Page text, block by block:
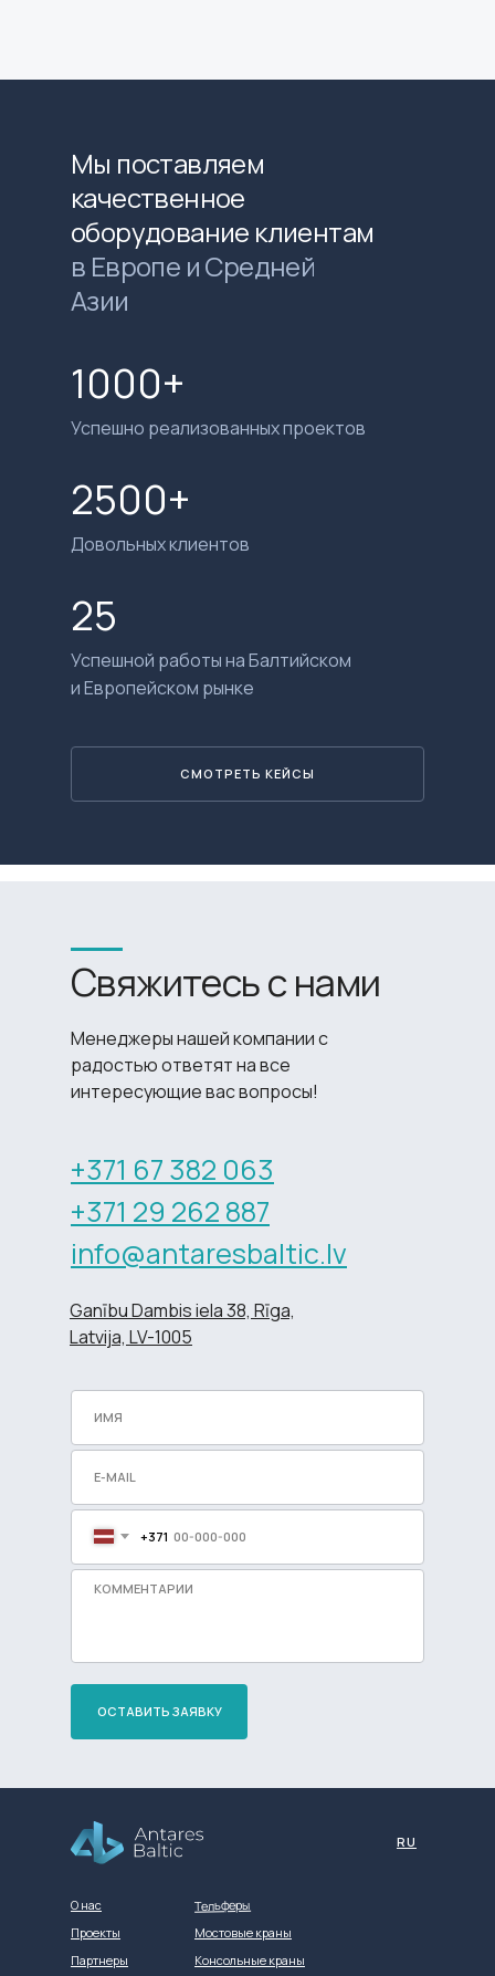
Мы поставляем
качественное
оборудование клиентам
в Европе и Средней
Азии
1000+
Успешно реализованных проектов
СМОТРЕТЬ КЕЙСЫ
25
Успешной работы на Балтийском
и Европейском рынке
2500+
Довольных клиентов
Менеджеры нашей компании с
радостью ответят на все
интересующие вас вопросы!
Свяжитесь с нами
+371 67 382 063
+371 29 262 887
info@antaresbaltic.lv
Ganību Dambis iela 38, Rīga,
Latvija, LV-1005
+371
ОСТАВИТЬ ЗАЯВКУ
О нас
Проекты
Партнеры
Тельферы
Мостовые краны
Консольные краны
RU
Разработка сайта